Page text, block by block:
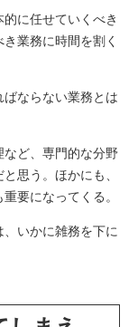
に任せていくべき
業務に時間を割く
ならない業務とは
ど、専門的な分野
思う。ほかにも、
要になってくる。
いかに雑務を下に